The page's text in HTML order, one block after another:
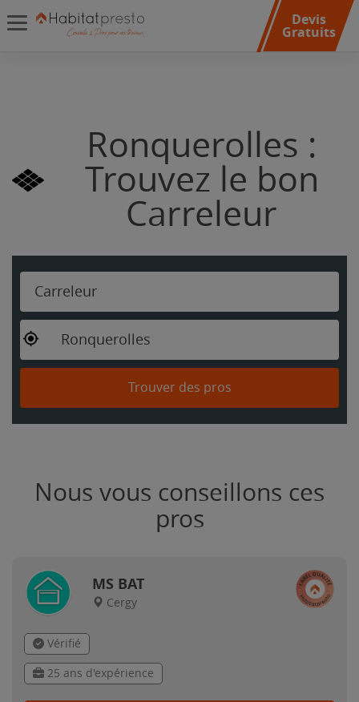
Devis
Gratuits
Ronquerolles :
Trouvez le bon
Carreleur
Carreleur
Ronquerolles
Trouver des pros
Nous vous conseillons ces
pros
MS BAT
Cergy
Vérifié
25 ans d'expérience